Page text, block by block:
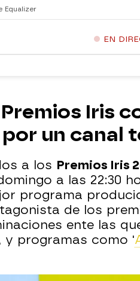
Equalizer
EN
Iris
un canal
a los Premios Iris
a las 22:30
programa
de los
ente las
y programas como '